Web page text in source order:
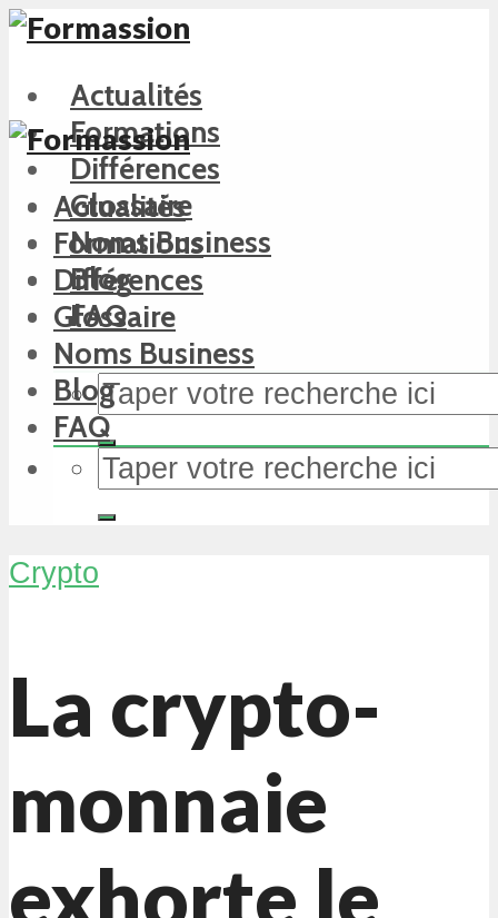
Actualités
Formations
Différences
Glossaire
Noms Business
Blog
FAQ
Actualités
Formations
Différences
Glossaire
Noms Business
Blog
FAQ
Crypto
La crypto-
monnaie
exhorte le